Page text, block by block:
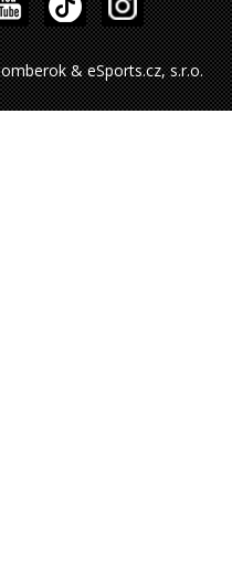
& eSports.cz, s.r.o.